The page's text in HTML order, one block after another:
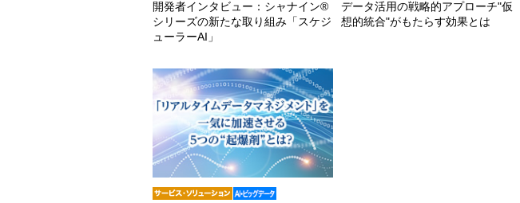
開発者インタビュー：シャナイン®
シリーズの新たな取り組み「スケジ
ューラーAI」
データ活用の戦略的アプローチ"仮
想的統合"がもたらす効果とは